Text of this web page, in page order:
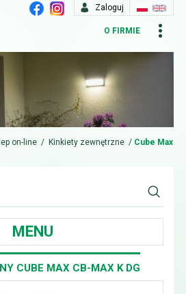
Zaloguj
O FIRMIE
on-line / Kinkiety zewnętrzne / Cube Max
MENU
CUBE MAX CB-MAX K DG